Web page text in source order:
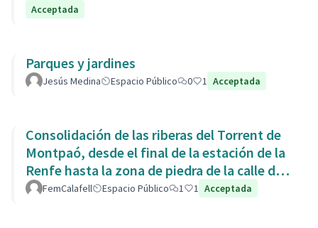
Acceptada
Parques y jardines
Jesús Medina Espacio Público 0 1 Acceptada
Consolidación de las riberas del Torrent de
Montpaó, desde el final de la estación de la
Renfe hasta la zona de piedra de la calle de
L’Estany.
FemCalafell Espacio Público 1 1 Acceptada